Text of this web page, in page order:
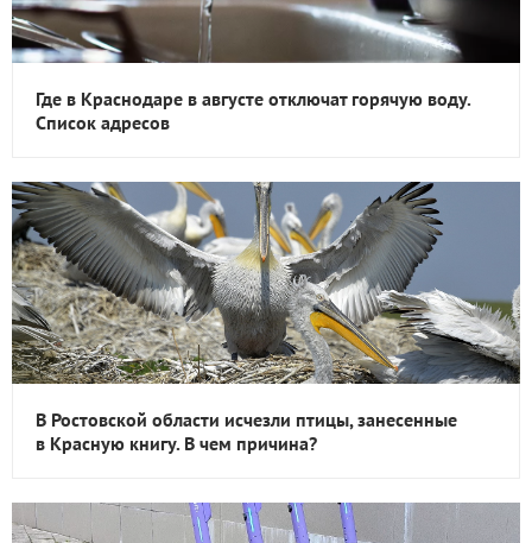
Где в Краснодаре в августе отключат горячую воду.
Список адресов
В Ростовской области исчезли птицы, занесенные
в Красную книгу. В чем причина?